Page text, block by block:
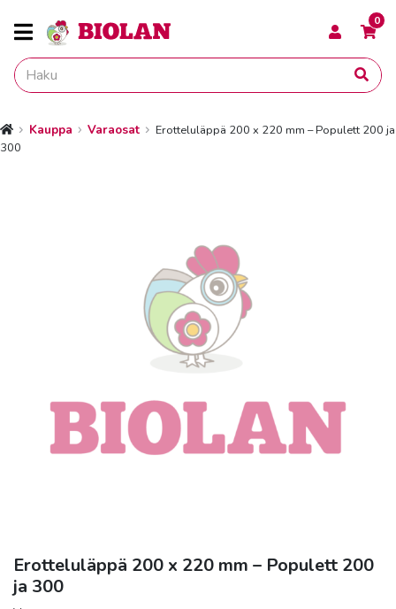
0
EtusivuKauppa Varaosat
Erotteluläppä 200 x 220 mm – Populett 200 ja
300
Erotteluläppä 200 x 220 mm – Populett 200
ja 300